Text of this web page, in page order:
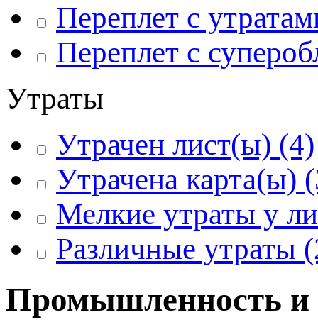
Переплет с
Переплет с
Утраты
Утрачен лист(ы) (4)
Утрачена карта(ы)
Мелкие утраты у
Различные утраты
Промышленность и